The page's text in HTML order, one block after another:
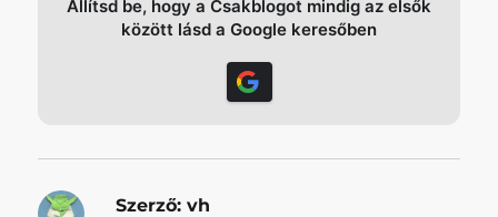
Állítsd be, hogy a Csakblogot mindig az elsők
között lásd a Google keresőben
Szerző: vh